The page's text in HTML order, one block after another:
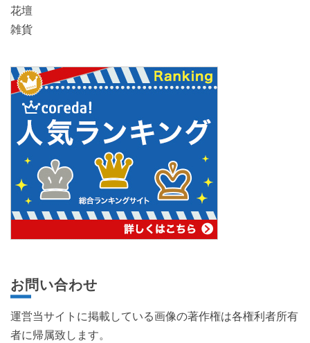
花壇
雑貨
お問い合わせ
運営当サイトに掲載している画像の著作権は各権利者所有
者に帰属致します。